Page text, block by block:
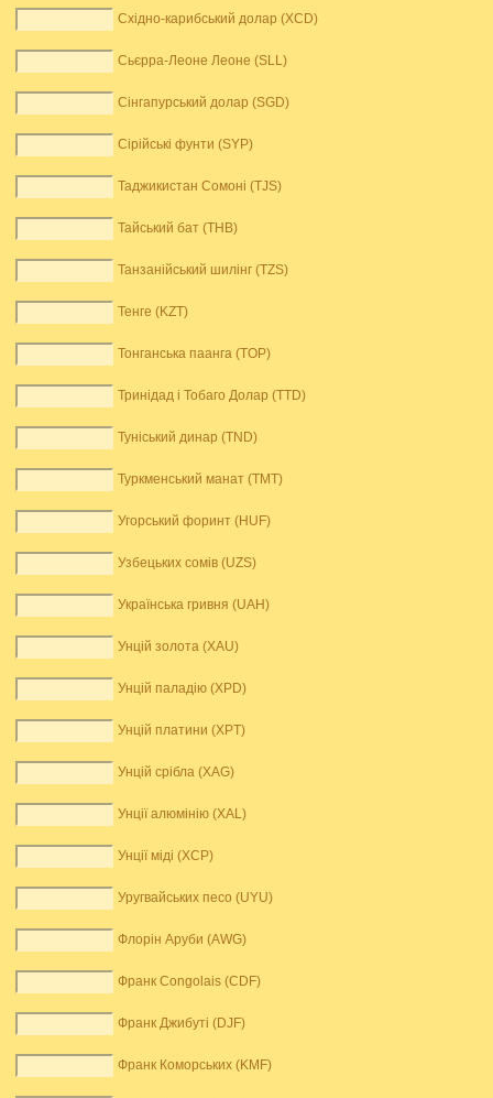
Східно-карибський долар (XCD)
Сьєрра-Леоне Леоне (SLL)
Сінгапурський долар (SGD)
Сірійські фунти (SYP)
Таджикистан Сомоні (TJS)
Тайський бат (THB)
Танзанійський шилінг (TZS)
Тенге (KZT)
Тонганська паанга (TOP)
Тринідад і Тобаго Долар (TTD)
Туніський динар (TND)
Туркменський манат (TMT)
Угорський форинт (HUF)
Узбецьких сомів (UZS)
Українська гривня (UAH)
Унцій золота (XAU)
Унцій паладію (XPD)
Унцій платини (XPT)
Унцій срібла (XAG)
Унції алюмінію (XAL)
Унції міді (XCP)
Уругвайських песо (UYU)
Флорін Аруби (AWG)
Франк Congolais (CDF)
Франк Джибуті (DJF)
Франк Коморських (KMF)